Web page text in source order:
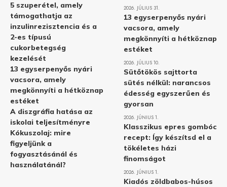
5 szuperétel, amely
támogathatja az
inzulinrezisztencia és a
2-es típusú
cukorbetegség
kezelését
13 egyserpenyős nyári
vacsora, amely
megkönnyíti a hétköznap
estéket
A diszgráfia hatása az
iskolai teljesítményre
Kókuszolaj: mire
figyeljünk a
fogyasztásánál és
használatánál?
2026. JÚLIUS 31.
13 egyserpenyős nyári
vacsora, amely
megkönnyíti a hétköznap
estéket
2026. JÚLIUS 10.
Sütőtökös sajttorta
sütés nélkül: narancsos
édesség egyszerűen és
gyorsan
2026. JÚNIUS 1.
Klasszikus epres gombóc
recept: Így készítsd el a
tökéletes házi
finomságot
2026. JÚNIUS 1.
Kiadós zöldbabos-húsos